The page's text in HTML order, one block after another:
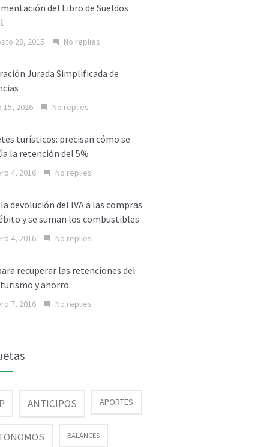
del Libro de Sueldos
28, 2015 No replies
Jurada Simplificada de
15, 2026 No replies
turísticos: precisan cómo se
la retención del 5%
4, 2016 No replies
devolución del IVA a las compras
y se suman los combustibles
4, 2016 No replies
recuperar las retenciones del
y ahorro
7, 2016 No replies
ANTICIPOS APORTES
BALANCES